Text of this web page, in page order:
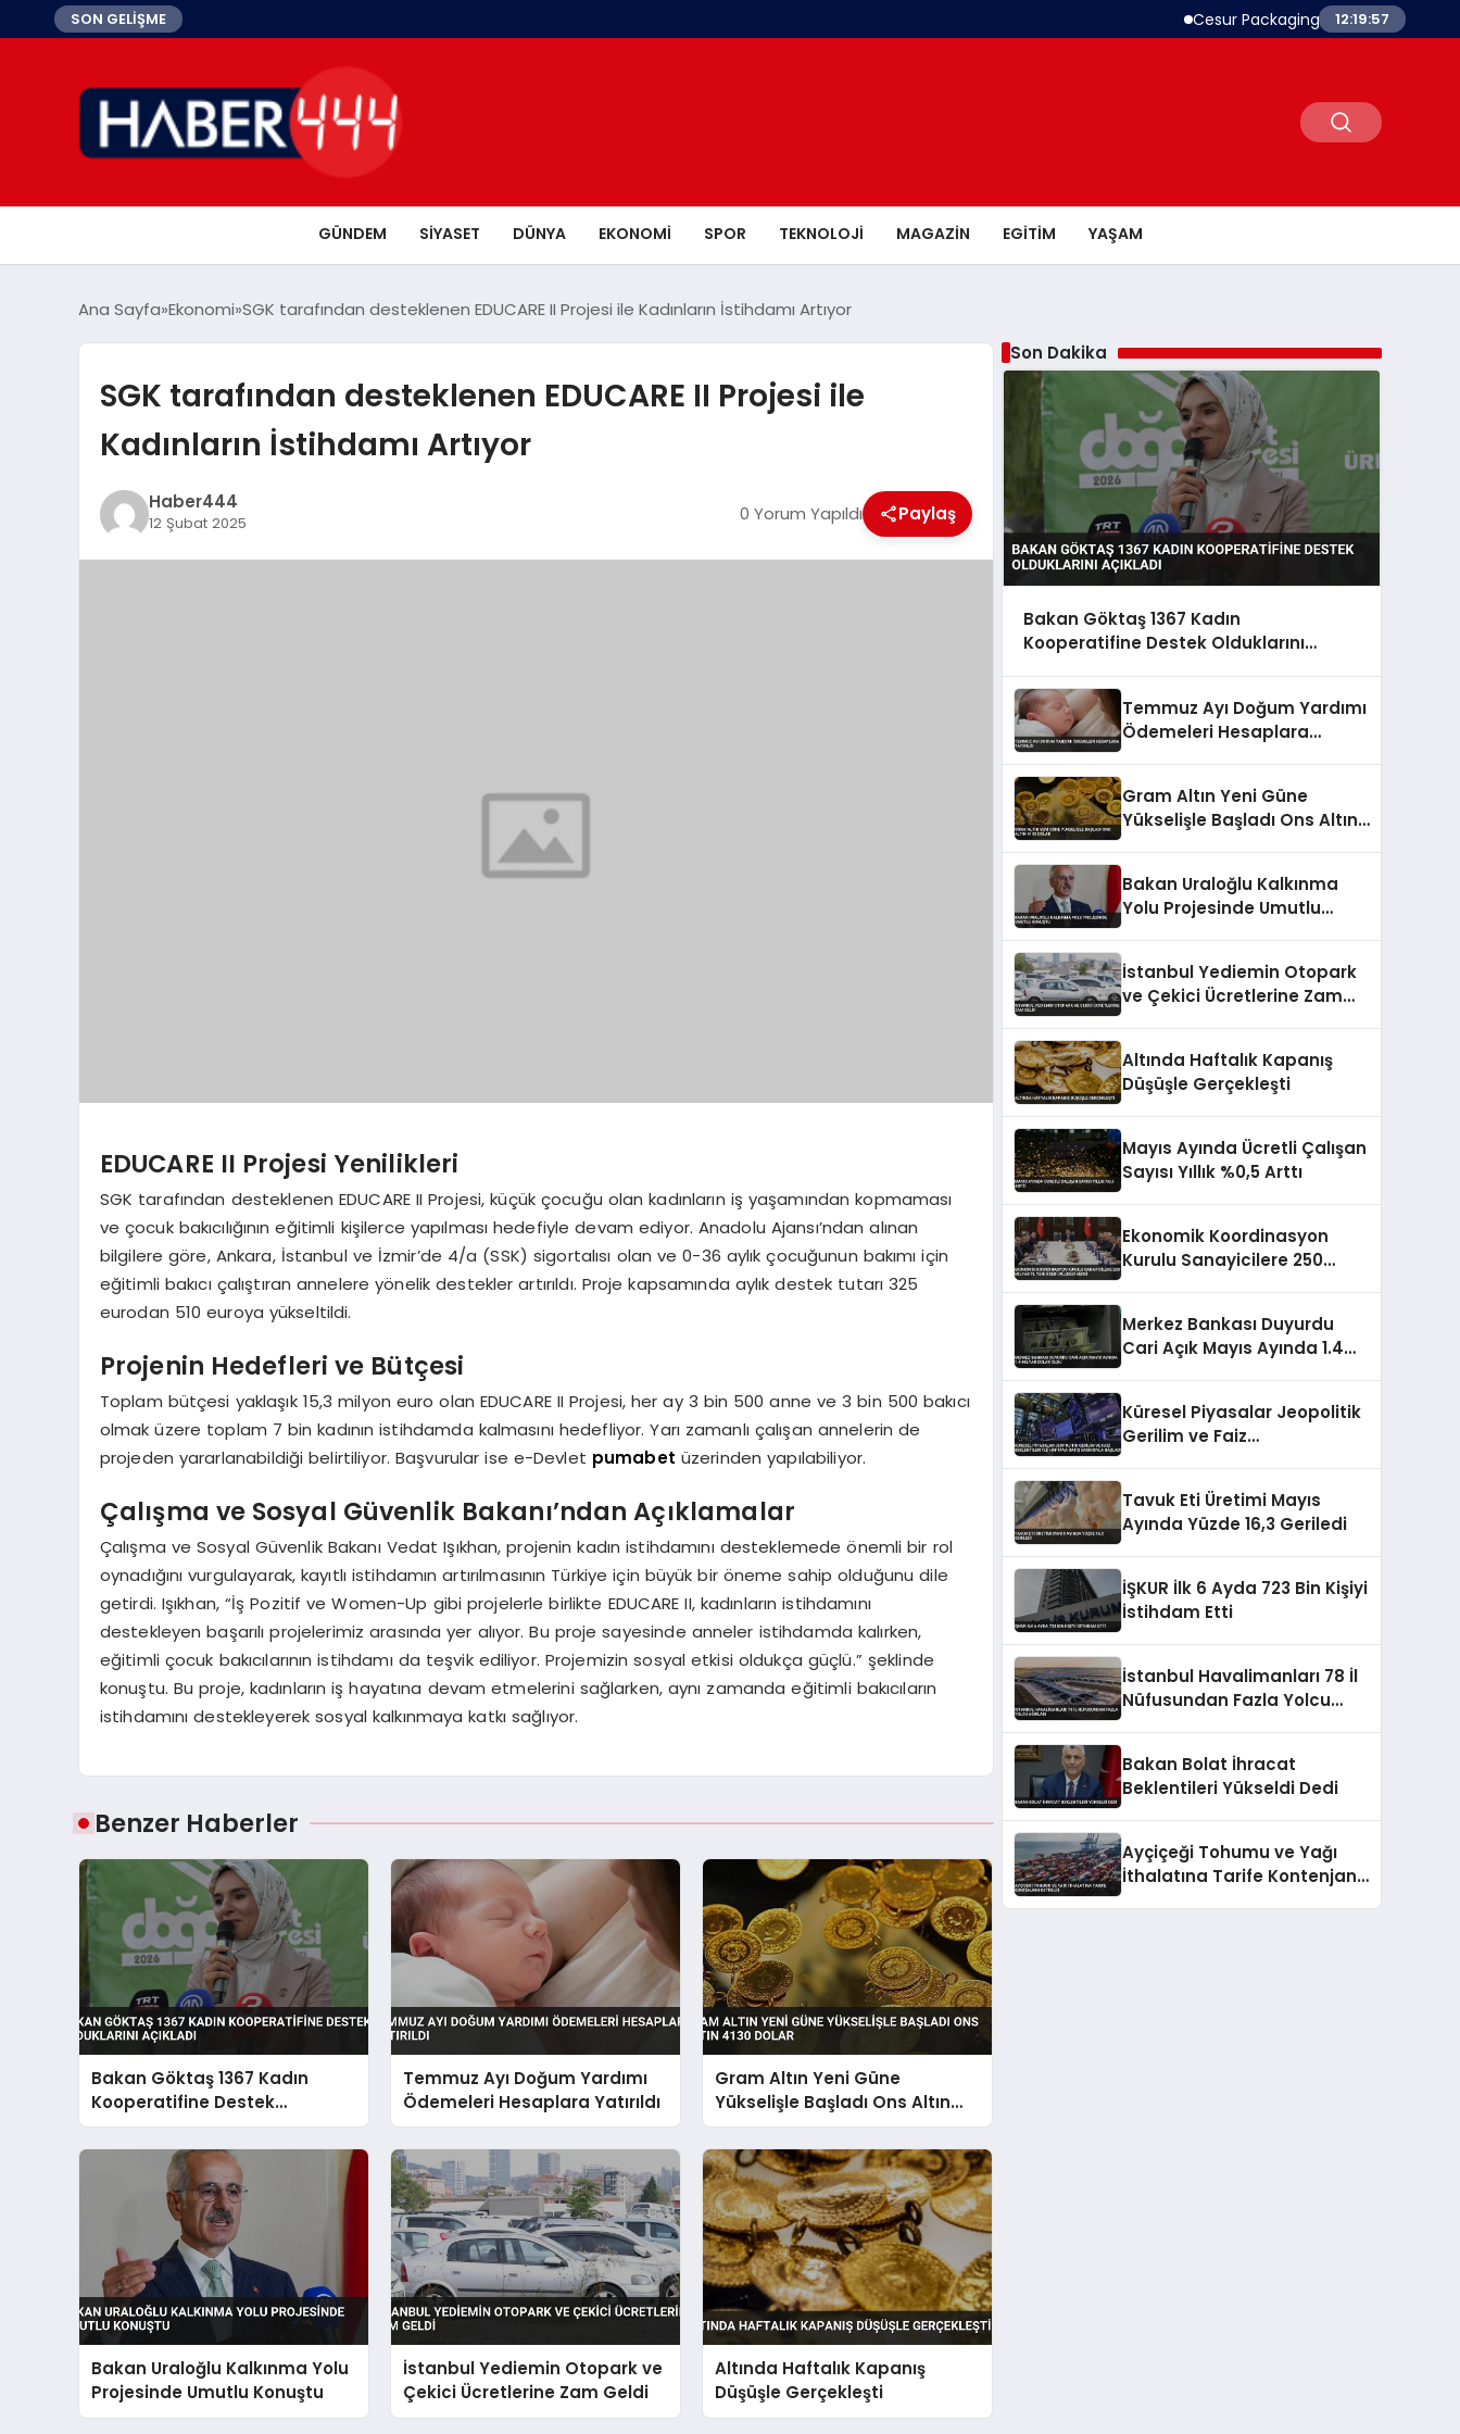
SON GELİŞME Cesur Packaging, Mısır’daki Üretim
12:19:58
GÜNDEM SIYASET DÜNYA EKONOMI SPOR TEKNOLOJI MAGAZIN EGITIM YAŞAM
Ana Sayfa Ekonomi SGK tarafından desteklenen EDUCARE II Projesi ile Kadınların İstihdamı Artıyor
SGK tarafından desteklenen EDUCARE II Projesi ile
Kadınların İstihdamı Artıyor
Haber444
12 Şubat 2025 0 Yorum Yapıldı Paylaş
EDUCARE II Projesi Yenilikleri
SGK tarafından desteklenen EDUCARE II Projesi, küçük çocuğu olan kadınların iş yaşamından kopmaması
ve çocuk bakıcılığının eğitimli kişilerce yapılması hedefiyle devam ediyor. Anadolu Ajansı’ndan alınan
bilgilere göre, Ankara, İstanbul ve İzmir’de 4/a (SSK) sigortalısı olan ve 0-36 aylık çocuğunun bakımı için
eğitimli bakıcı çalıştıran annelere yönelik destekler artırıldı. Proje kapsamında aylık destek tutarı 325
eurodan 510 euroya yükseltildi.
Projenin Hedefleri ve Bütçesi
Toplam bütçesi yaklaşık 15,3 milyon euro olan EDUCARE II Projesi, her ay 3 bin 500 anne ve 3 bin 500 bakıcı
olmak üzere toplam 7 bin kadının istihdamda kalmasını hedefliyor. Yarı zamanlı çalışan annelerin de
projeden yararlanabildiği belirtiliyor. Başvurular ise e-Devlet pumabet üzerinden yapılabiliyor.
Çalışma ve Sosyal Güvenlik Bakanı’ndan Açıklamalar
Çalışma ve Sosyal Güvenlik Bakanı Vedat Işıkhan, projenin kadın istihdamını desteklemede önemli bir rol
oynadığını vurgulayarak, kayıtlı istihdamın artırılmasının Türkiye için büyük bir öneme sahip olduğunu dile
getirdi. Işıkhan, “İş Pozitif ve Women-Up gibi projelerle birlikte EDUCARE II, kadınların istihdamını
destekleyen başarılı projelerimiz arasında yer alıyor. Bu proje sayesinde anneler istihdamda kalırken,
eğitimli çocuk bakıcılarının istihdamı da teşvik ediliyor. Projemizin sosyal etkisi oldukça güçlü.” şeklinde
konuştu. Bu proje, kadınların iş hayatına devam etmelerini sağlarken, aynı zamanda eğitimli bakıcıların
istihdamını destekleyerek sosyal kalkınmaya katkı sağlıyor.
Benzer Haberler
Bakan Göktaş 1367 Kadın
Kooperatifine Destek
Olduklarını Açıkladı
Temmuz Ayı Doğum Yardımı
Ödemeleri Hesaplara Yatırıldı
Gram Altın Yeni Güne
Yükselişle Başladı Ons Altın
4130 Dolar
Bakan Uraloğlu Kalkınma Yolu
Projesinde Umutlu Konuştu
İstanbul Yediemin Otopark ve
Çekici Ücretlerine Zam Geldi
Altında Haftalık Kapanış
Düşüşle Gerçekleşti
Son Dakika
Bakan Göktaş 1367 Kadın
Kooperatifine Destek Olduklarını
Temmuz Ayı Doğum Yardımı
Ödemeleri Hesaplara
Gram Altın Yeni Güne
Yükselişle Başladı Ons Altın
Bakan Uraloğlu Kalkınma
Yolu Projesinde Umutlu
İstanbul Yediemin Otopark
ve Çekici Ücretlerine Zam
Altında Haftalık Kapanış
Düşüşle Gerçekleşti
Mayıs Ayında Ücretli Çalışan
Sayısı Yıllık %0,5 Arttı
Ekonomik Koordinasyon
Kurulu Sanayicilere 250
Merkez Bankası Duyurdu
Cari Açık Mayıs Ayında 1.4
Küresel Piyasalar Jeopolitik
Gerilim ve Faiz
Tavuk Eti Üretimi Mayıs
Ayında Yüzde 16,3 Geriledi
İŞKUR İlk 6 Ayda 723 Bin Kişiyi
İstihdam Etti
İstanbul Havalimanları 78 İl
Nüfusundan Fazla Yolcu
Bakan Bolat İhracat
Beklentileri Yükseldi Dedi
Ayçiçeği Tohumu ve Yağı
İthalatına Tarife Kontenjanı